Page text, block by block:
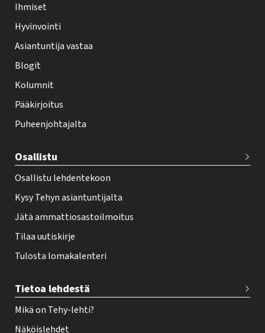
e
h
t
i
f
o
t
r
Ihmiset
Hyvinvointi
Asiantuntija vastaa
Blogit
Kolumnit
Pääkirjoitus
Puheenjohtajalta
Osallistu
Osallistu lehdentekoon
Kysy Tehyn asiantuntijalta
Jätä ammattiosastoilmoitus
Tilaa uutiskirje
Tulosta lomakalenteri
Tietoa lehdestä
Mikä on Tehy-lehti?
Näköislehdet